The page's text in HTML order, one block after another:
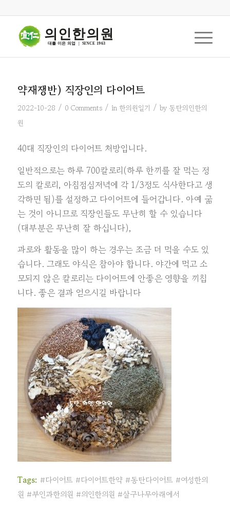
의인한의원
대를 이은 의업  |  SINCE 1963
약재쟁반) 직장인의 다이어트
2022-10-28 / 0 Comments / in 한의원일기 / by 동탄의인한의
원
40대 직장인의 다이어트 처방입니다.
일반적으로는 하루 700칼로리(하루 한끼를 잘 먹는 정
도의 칼로리, 아침점심저녁에 각 1/3정도 식사한다고 생
각하면 됨)를 설정하고 다이어트에 들어갑니다. 아예 굶
는 것이 아니므로 직장인들도 무난히 할 수 있습니다
(대부분은 무난히 잘 하십니다),
과로와 활동을 많이 하는 경우는 조금 더 먹을 수도 있
습니다. 그래도 야식은 참아야 합니다. 야간에 먹고 소
모되지 않은 칼로리는 다이어트에 안좋은 영향을 끼칩
니다. 좋은 결과 얻으시길 바랍니다
Tags: #다이어트 #다이어트한약 #동탄다이어트 #여성한의
원 #부인과한의원 #의인한의원 #살구나무아래에서